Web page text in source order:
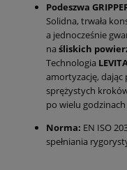
Podeszwa
Solidna, trwała
a jednocześnie
na śliskich
Technologia
amortyzację, dając
sprężystych
po wielu
Norma: EN ISO
spełniania